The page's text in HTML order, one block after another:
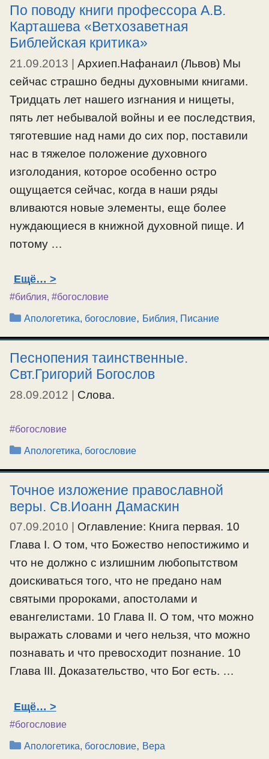
за ними, чтобы Бог всегда прославлялся
через Святых Своих. Ибо Он есть Бог первых
и последних" (преп.Варсонофий Великий).
#богословие,#ересь,#еретик,#предположение,
#святые,#убеждение
По поводу книги профессора А.В.
Карташева «Ветхозаветная
Библейская критика»
21.09.2013 | Архиеп.Нафанаил (Львов) Мы
сейчас страшно бедны духовными книгами.
Тридцать лет нашего изгнания и нищеты,
пять лет небывалой войны и ее последствия,
тяготевшие над нами до сих пор, поставили
нас в тяжелое положение духовного
изголодания, которое особенно остро
ощущается сейчас, когда в наши ряды
вливаются новые элементы, еще более
нуждающиеся в книжной духовной пище. И
потому …
Ещё…
#библия, #богословие
Рубрики
Апологетика, богословие, Библия, Писание
Песнопения таинственные.
Свт.Григорий Богослов
28.09.2012 Слова.
#богословие
Рубрики
Апологетика, богословие
Точное изложение православной
веры. Св.Иоанн Дамаскин
07.09.2010
Оглавление: Книга первая. 10
Глава I. О том, что Божество непостижимо и
что не должно с излишним любопытством
доискиваться того, что не предано нам
святыми пророками, апостолами и
евангелистами. 10 Глава II. О том, что можно
выражать словами и чего нельзя, что можно
познавать и что превосходит познание. 10
Глава III. Доказательство, что Бог есть. …
Ещё…
#богословие
Рубрики
Апологетика, богословие, Вера